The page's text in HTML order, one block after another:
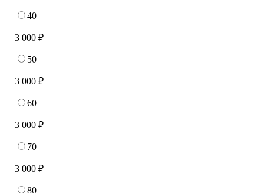
40
3 000 ₽
50
3 000 ₽
60
3 000 ₽
70
3 000 ₽
80